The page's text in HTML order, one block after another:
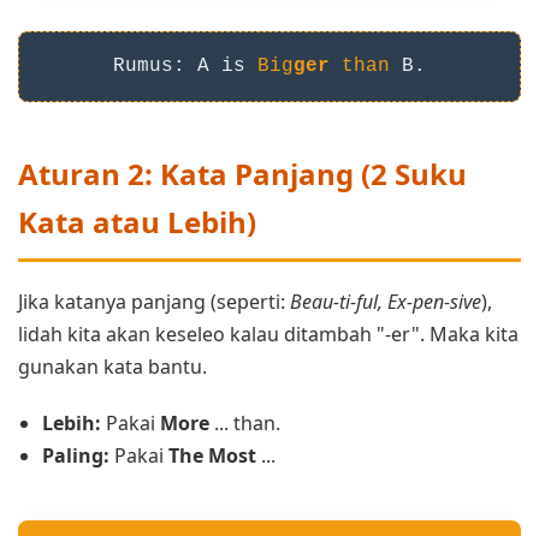
Rumus: A is Bigger than B.
Aturan 2: Kata Panjang (2 Suku
Kata atau Lebih)
Jika katanya panjang (seperti: Beau-ti-ful, Ex-pen-sive),
lidah kita akan keseleo kalau ditambah "-er". Maka kita
gunakan kata bantu.
Lebih: Pakai More ... than.
Paling: Pakai The Most ...